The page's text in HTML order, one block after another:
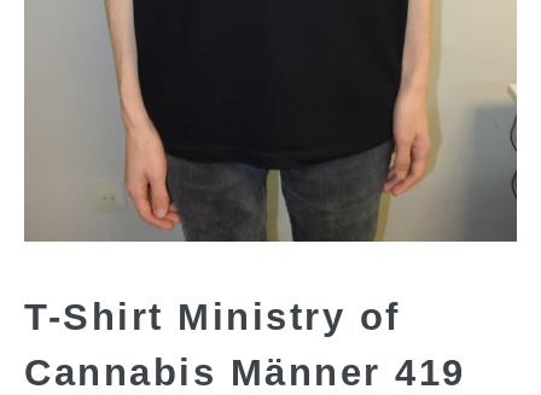
T-Shirt Ministry of
Cannabis Männer 419